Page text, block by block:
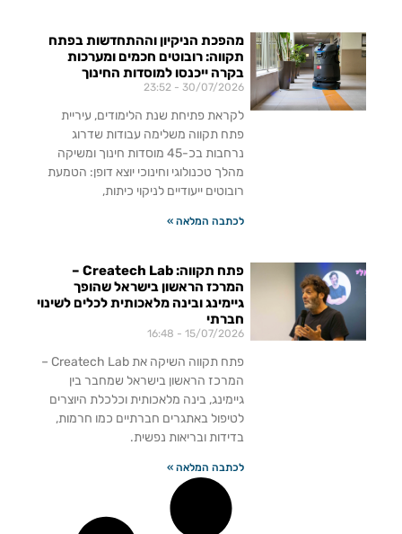
מהפכת הניקיון וההתחדשות בפתח
תקווה: רובוטים חכמים ומערכות
בקרה ייכנסו למוסדות החינוך
30/07/2026
לקראת פתיחת שנת הלימודים, עיריית
פתח תקווה משלימה עבודות שדרוג
נרחבות בכ-45 מוסדות חינוך ומשיקה
מהלך טכנולוגי וחינוכי יוצא דופן: הטמעת
רובוטים ייעודיים לניקוי כיתות,
לכתבה המלאה »
פתח תקווה: Createch Lab –
המרכז הראשון בישראל שהופך
גיימינג ובינה מלאכותית לכלים לשינוי
חברתי
15/07/2026
פתח תקווה השיקה את Createch Lab –
המרכז הראשון בישראל שמחבר בין
גיימינג, בינה מלאכותית וכלכלת היוצרים
לטיפול באתגרים חברתיים כמו חרמות,
בדידות ובריאות נפשית.
לכתבה המלאה »